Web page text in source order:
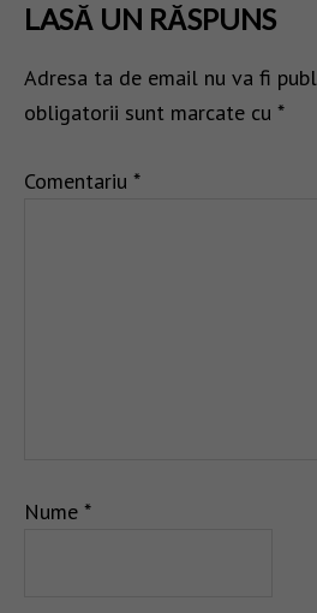
LASĂ UN RĂSPUNS
Adresa ta de email nu va fi
obligatorii sunt marcate cu *
Comentariu *
Nume *